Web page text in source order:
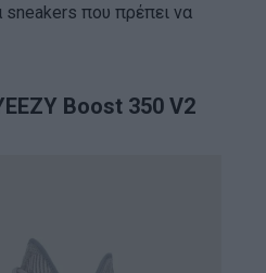
sneakers που πρέπει να
Boost 350 V2